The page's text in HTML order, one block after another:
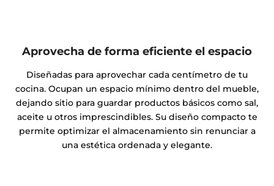
Aprovecha de forma eficiente el espacio
Diseñadas para aprovechar cada centímetro de tu
cocina. Ocupan un espacio mínimo dentro del mueble,
dejando sitio para guardar productos básicos como sal,
aceite u otros imprescindibles. Su diseño compacto te
permite optimizar el almacenamiento sin renunciar a
una estética ordenada y elegante.